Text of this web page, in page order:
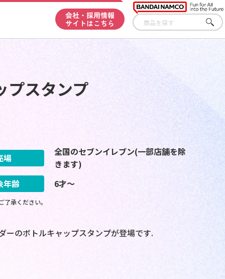
会社・採用情報
サイトはこちら
さが
す
スタンプ
場
全国のセブンイレブン(一部店舗を除
きます)
年齢
6才～
承ください。
ーのボトルキャップスタンプが登場です.